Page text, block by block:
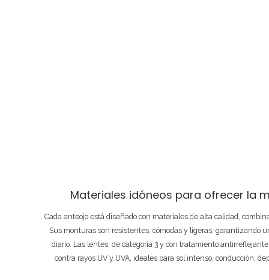
Materiales idóneos para ofrecer la
Cada anteojo está diseñado con materiales de alta calidad,
Sus monturas son resistentes, cómodas y ligeras, garantizando
diario. Las lentes, de categoría 3 y con tratamiento
contra rayos UV y UVA, ideales para sol intenso, conducción,